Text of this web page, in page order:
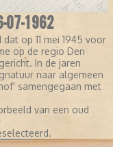
07-1962
op 11 mei 1945 voor
op de regio Den
In de jaren
naar algemeen
samengegaan met
van een oud